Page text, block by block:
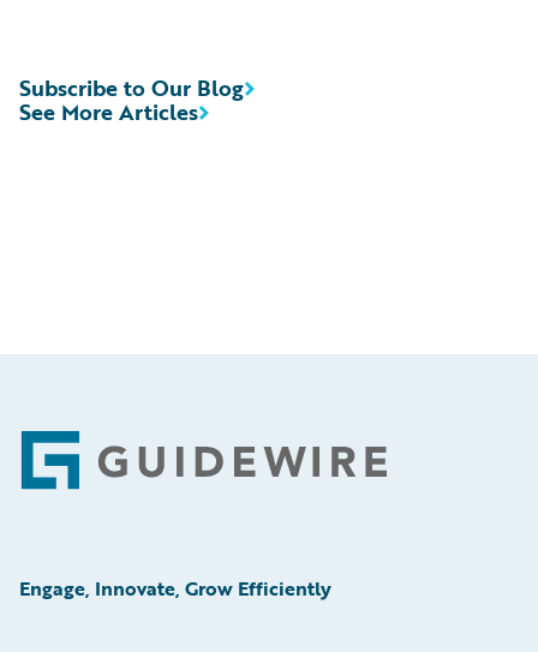
See More Articles
Subscribe to Our Blog
Footer
Engage, Innovate, Grow Efficiently